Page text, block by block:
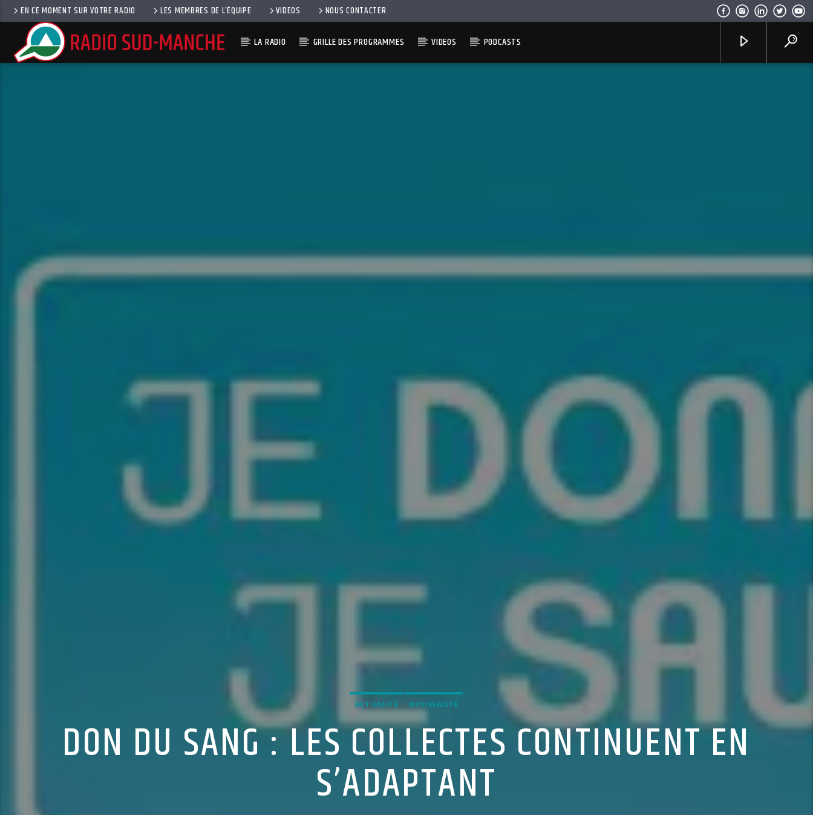
EN CE MOMENT SUR VOTRE RADIO LES MEMBRES DE L’ÉQUIPE VIDEOS NOUS CONTACTER
LA RADIO GRILLE DES PROGRAMMES VIDEOS PODCASTS
ACTUALITÉ NOUVEAUTÉ
DON DU SANG : LES COLLECTES CONTINUENT EN
S’ADAPTANT